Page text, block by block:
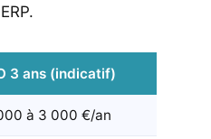
3 ans (indicatif)
à 3 000 €/an